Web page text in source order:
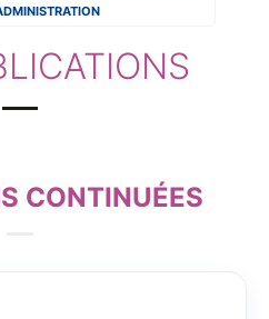
CONTINUÉES